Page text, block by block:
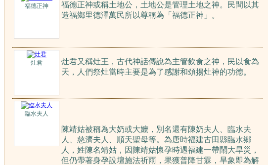
福德正神
福德正神或稱土地公，土地公是管理土地之神。民間以其
造福鄉里德澤萬民所以尊稱為「福德正神」。
灶君
灶君又稱灶王，古代神話傳說為主管飲食之神，民以食為
天，人們祭灶當時主要是為了感謝和頌揚灶神的功德。
臨水夫人
陳靖姑被稱為大奶或大嬤，別名還有陳奶夫人、臨水夫
人、慈濟夫人、順天聖母等。為唐時福建古田縣臨水鄉
人，姓陳名靖姑，因陳靖姑懷孕時遇福建一帶鬧大旱災，
但仍帶著身孕設壇施法祈雨，果獲普降甘霖，旱象即為解